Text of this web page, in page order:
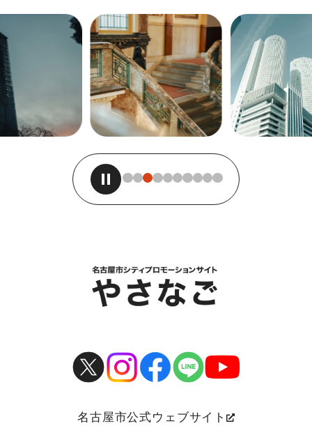
名古屋市公式ウェブサイト